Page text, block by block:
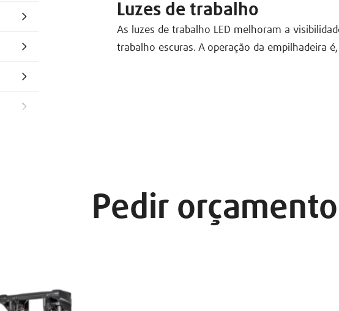
Luzes de trabalho
As luzes de trabalho LED melhoram a
trabalho escuras. A operação da empilhadeira
Pedir orçamento